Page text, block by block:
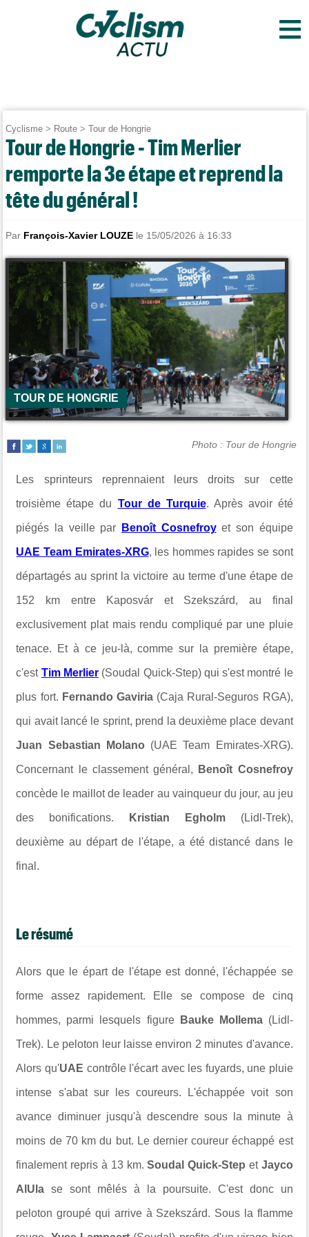
≡
Cyclisme > Route >Tour de Hongrie
Tour de Hongrie - Tim Merlier
remporte la 3e étape et reprend la
tête du général !
Par François-Xavier LOUZE le 15/05/2026 à 16:33
TOUR DE HONGRIE
Photo : Tour de Hongrie
Les sprinteurs reprennaient leurs droits sur cette
troisième étape du Tour de Turquie. Après avoir été
piégés la veille par Benoît Cosnefroyet son équipe
UAE Team Emirates-XRG, les hommes rapides se sont
départagés au sprint la victoire au terme d'une étape de
152 km entre Kaposvár et Szekszárd, au final
exclusivement plat mais rendu compliqué par une pluie
tenace. Et à ce jeu-là, comme sur la première étape,
c'est Tim Merlier (Soudal Quick-Step) qui s'est montré le
plus fort. Fernando Gaviria (Caja Rural-Seguros RGA),
qui avait lancé le sprint, prend la deuxième place devant
Juan Sebastian Molano (UAE Team Emirates-XRG).
Concernant le classement général, Benoît Cosnefroy
concède le maillot de leader au vainqueur du jour, au jeu
des bonifications. Kristian Egholm(Lidl-Trek),
deuxième au départ de l'étape, a été distancé dans le
final.
Le résumé
Alors que le épart de l'étape est donné, l'échappée se
forme assez rapidement. Elle se compose de cinq
hommes, parmi lesquels figure Bauke Mollema(Lidl-
Trek). Le peloton leur laisse environ 2 minutes d'avance.
Alors qu'UAE contrôle l'écart avec les fuyards, une pluie
intense s'abat sur les coureurs. L'échappée voit son
avance diminuer jusqu'à descendre sous la minute à
moins de 70 km du but. Le dernier coureur échappé est
finalement repris à 13 km.Soudal Quick-Step et Jayco
AlUla se sont mêlés à la poursuite. C'est donc un
peloton groupé qui arrive à Szekszárd. Sous la flamme